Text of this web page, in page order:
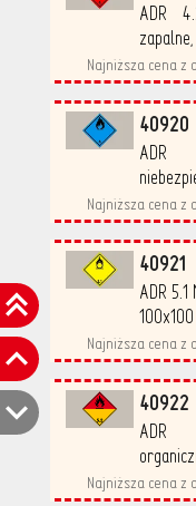
ADR
500/
Najniższa cena z
40920
ADR
wodą
500/
Najniższa cena z
40921
ADR 5.1
500/
Najniższa cena z
40922
ADR
Najniższa cena z